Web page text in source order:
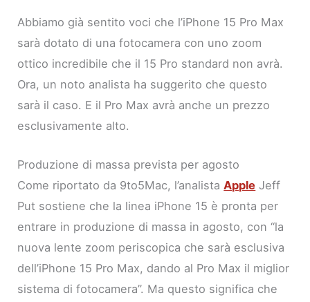
Abbiamo già sentito voci che l’iPhone 15 Pro Max
sarà dotato di una fotocamera con uno zoom
ottico incredibile che il 15 Pro standard non avrà.
Ora, un noto analista ha suggerito che questo
sarà il caso. E il Pro Max avrà anche un prezzo
esclusivamente alto.
Produzione di massa prevista per agosto
Come riportato da 9to5Mac, l’analistaApple Jeff
Put sostiene che la linea iPhone 15 è pronta per
entrare in produzione di massa in agosto, con “la
nuova lente zoom periscopica che sarà esclusiva
dell’iPhone 15 Pro Max, dando al Pro Max il miglior
sistema di fotocamera”. Ma questo significa che